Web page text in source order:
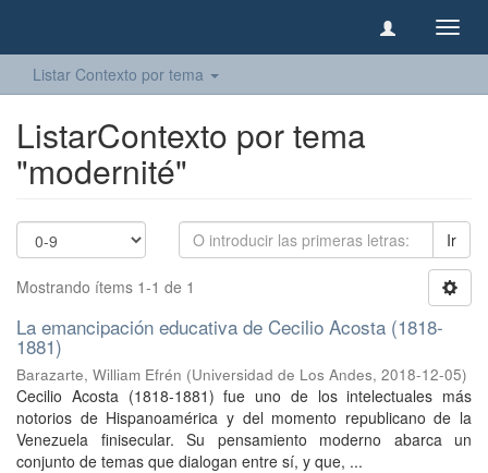
Listar Contexto por tema
ListarContexto por tema
"modernité"
Ir
Mostrando ítems 1-1 de 1
La emancipación educativa de Cecilio Acosta (1818-
1881)
Barazarte, William Efrén (Universidad de Los Andes, 2018-12-05)
Cecilio Acosta (1818-1881) fue uno de los intelectuales más
notorios de Hispanoamérica y del momento republicano de la
Venezuela finisecular. Su pensamiento moderno abarca un
conjunto de temas que dialogan entre sí, y que, ...